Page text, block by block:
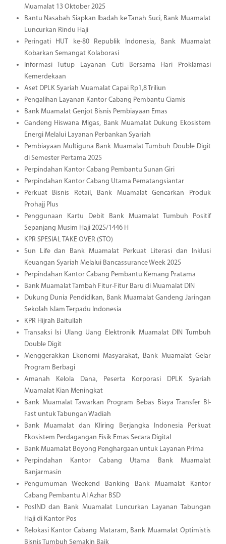
Muamalat 13 Oktober 2025
Bantu Nasabah Siapkan Ibadah ke Tanah Suci, Bank Muamalat
Luncurkan Rindu Haji
Peringati HUT ke-80 Republik Indonesia, Bank Muamalat
Kobarkan Semangat Kolaborasi
Informasi Tutup Layanan Cuti Bersama Hari Proklamasi
Kemerdekaan
Aset DPLK Syariah Muamalat Capai Rp1,8 Triliun
Pengalihan Layanan Kantor Cabang Pembantu Ciamis
Bank Muamalat Genjot Bisnis Pembiayaan Emas
Gandeng Hiswana Migas, Bank Muamalat Dukung Ekosistem
Energi Melalui Layanan Perbankan Syariah
Pembiayaan Multiguna Bank Muamalat Tumbuh Double Digit
di Semester Pertama 2025
Perpindahan Kantor Cabang Pembantu Sunan Giri
Perpindahan Kantor Cabang Utama Pematangsiantar
Perkuat Bisnis Retail, Bank Muamalat Gencarkan Produk
Prohajj Plus
Penggunaan Kartu Debit Bank Muamalat Tumbuh Positif
Sepanjang Musim Haji 2025/1446 H
KPR SPESIAL TAKE OVER (STO)
Sun Life dan Bank Muamalat Perkuat Literasi dan Inklusi
Keuangan Syariah Melalui Bancassurance Week 2025
Perpindahan Kantor Cabang Pembantu Kemang Pratama
Bank Muamalat Tambah Fitur-Fitur Baru di Muamalat DIN
Dukung Dunia Pendidikan, Bank Muamalat Gandeng Jaringan
Sekolah Islam Terpadu Indonesia
KPR Hijrah Baitullah
Transaksi Isi Ulang Uang Elektronik Muamalat DIN Tumbuh
Double Digit
Menggerakkan Ekonomi Masyarakat, Bank Muamalat Gelar
Program Berbagi
Amanah Kelola Dana, Peserta Korporasi DPLK Syariah
Muamalat Kian Meningkat
Bank Muamalat Tawarkan Program Bebas Biaya Transfer BI-
Fast untuk Tabungan Wadiah
Bank Muamalat dan Kliring Berjangka Indonesia Perkuat
Ekosistem Perdagangan Fisik Emas Secara Digital
Bank Muamalat Boyong Penghargaan untuk Layanan Prima
Perpindahan Kantor Cabang Utama Bank Muamalat
Banjarmasin
Pengumuman Weekend Banking Bank Muamalat Kantor
Cabang Pembantu Al Azhar BSD
PosIND dan Bank Muamalat Luncurkan Layanan Tabungan
Haji di Kantor Pos
Relokasi Kantor Cabang Mataram, Bank Muamalat Optimistis
Bisnis Tumbuh Semakin Baik